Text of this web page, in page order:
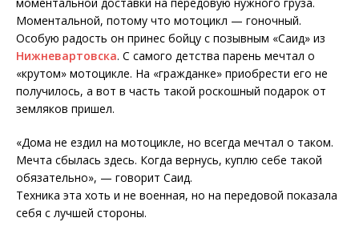
моментальной доставки на передовую нужного груза.
Моментальной, потому что мотоцикл — гоночный.
Особую радость он принес бойцу с позывным «Саид» из
Нижневартовска. С самого детства парень мечтал о
«крутом» мотоцикле. На «гражданке» приобрести его не
получилось, а вот в часть такой роскошный подарок от
земляков пришел.
«Дома не ездил на мотоцикле, но всегда мечтал о таком.
Мечта сбылась здесь. Когда вернусь, куплю себе такой
обязательно», — говорит Саид.
Техника эта хоть и не военная, но на передовой показала
себя с лучшей стороны.